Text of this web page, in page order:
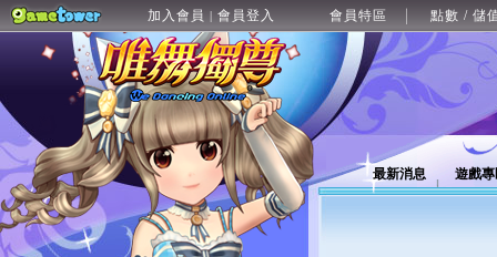
加入會員 | 會員登入 會員特區 點數 / 儲
最新消息 遊戲